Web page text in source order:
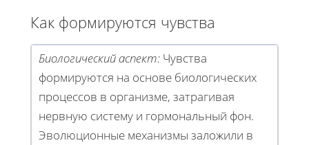
Как формируются чувства
Биологический аспект: Чувства
формируются на основе биологических
процессов в организме, затрагивая
нервную систему и гормональный фон.
Эволюционные механизмы заложили в